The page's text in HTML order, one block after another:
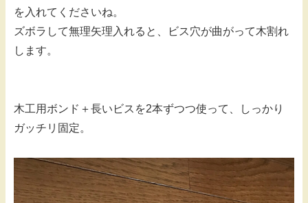
を入れてくださいね。
ズボラして無理矢理入れると、ビス穴が曲がって木割れ
します。
木工用ボンド＋長いビスを2本ずつつ使って、しっかり
ガッチリ固定。